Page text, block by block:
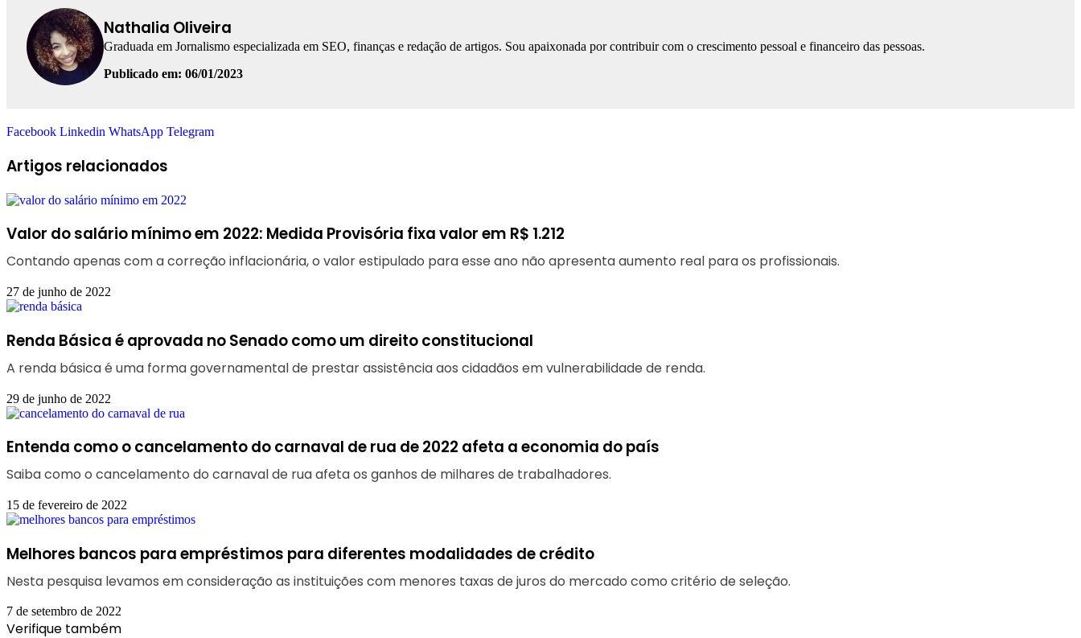
Nathalia Oliveira
Graduada em Jornalismo especializada em SEO, finanças e redação de artigos. Sou apaixonada por contribuir com o crescimento pessoal e financeiro das pessoas.
Publicado em: 06/01/2023
Facebook Linkedin WhatsApp Telegram
Artigos relacionados
Valor do salário mínimo em 2022: Medida Provisória fixa valor em R$ 1.212
Contando apenas com a correção inflacionária, o valor estipulado para esse ano não apresenta aumento real para os profissionais.
27 de junho de 2022
Renda Básica é aprovada no Senado como um direito constitucional
A renda básica é uma forma governamental de prestar assistência aos cidadãos em vulnerabilidade de renda.
29 de junho de 2022
Entenda como o cancelamento do carnaval de rua de 2022 afeta a economia do país
Saiba como o cancelamento do carnaval de rua afeta os ganhos de milhares de trabalhadores.
15 de fevereiro de 2022
Melhores bancos para empréstimos para diferentes modalidades de crédito
Nesta pesquisa levamos em consideração as instituições com menores taxas de juros do mercado como critério de seleção.
7 de setembro de 2022
Verifique também